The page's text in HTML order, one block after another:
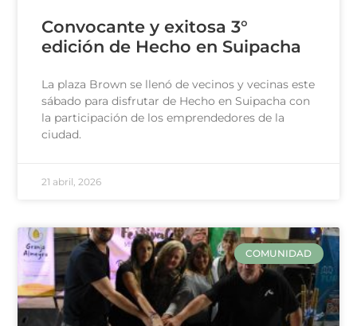
Convocante y exitosa 3°
edición de Hecho en Suipacha
La plaza Brown se llenó de vecinos y vecinas este
sábado para disfrutar de Hecho en Suipacha con
la participación de los emprendedores de la
ciudad.
21 abril, 2026
COMUNIDAD